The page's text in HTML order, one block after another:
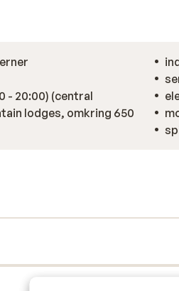
- 20:00) (central
omkring 650